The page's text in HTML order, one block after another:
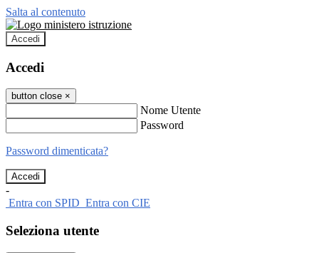
Salta al contenuto
Accedi
Accedi
button close ×
Nome Utente
Password
Password dimenticata?
-
Entra con SPID Entra con CIE
Seleziona utente